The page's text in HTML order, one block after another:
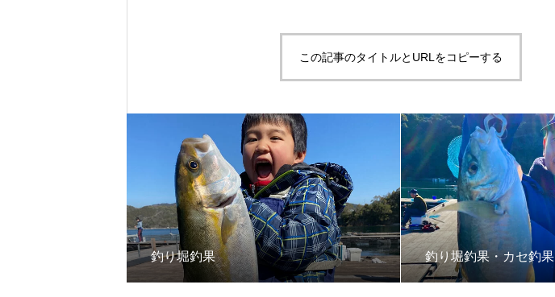
この記事のタイトルとURLをコピーする
釣り堀釣果 釣り堀釣果・カセ釣果